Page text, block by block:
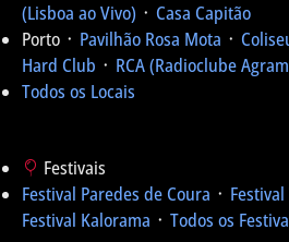
(Lisboa ao Vivo) ᛫ Casa Capitão
Porto ᛫ Pavilhão Rosa Mota ᛫
Hard Club ᛫ RCA (Radioclube
Todos os Locais
Festivais
Festival Paredes de Coura ᛫
Festival Kalorama ᛫ Todos os